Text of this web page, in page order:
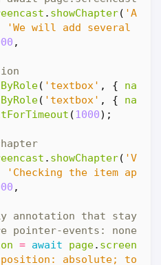
. showChapter(
'We will add several
,
( 'textbox' , { name
( 'textbox' , { name
( 1000);
. showChapter(
'Checking the item
,
= await page.